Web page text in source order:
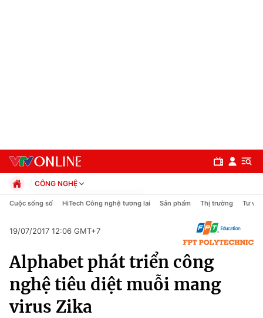
Chính trị
Xã hội
CÔNG NGHỆ
Chính trị
Pháp luật
Thể thao
Truyền hình
Văn hóa - Giải trí
Y tế
Cuộc sống số HiTech Công nghệ tương lai Sản phẩm Thị trường Tư vấn
19/07/2017 12:06 GMT+7
Alphabet phát triển công
nghệ tiêu diệt muỗi mang
virus Zika